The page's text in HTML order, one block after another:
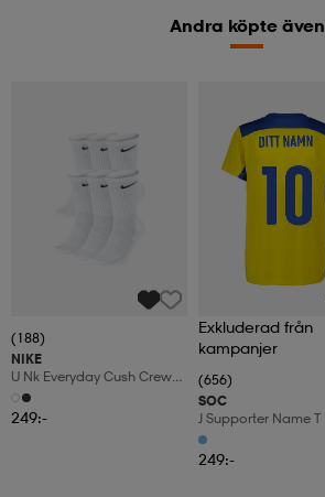
Andra köpte även
(188)
NIKE
U Nk Everyday Cush Crew
6pr-Bd
249:-
Exkluderad från
kampanjer
(656)
SOC
J Supporter Name T
249:-